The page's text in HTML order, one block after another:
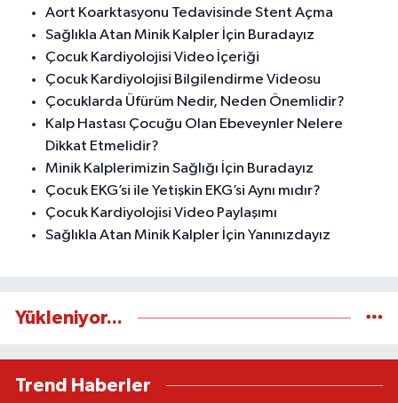
Aort Koarktasyonu Tedavisinde Stent Açma
Sağlıkla Atan Minik Kalpler İçin Buradayız
Çocuk Kardiyolojisi Video İçeriği
Çocuk Kardiyolojisi Bilgilendirme Videosu
Çocuklarda Üfürüm Nedir, Neden Önemlidir?
Kalp Hastası Çocuğu Olan Ebeveynler Nelere
Dikkat Etmelidir?
Minik Kalplerimizin Sağlığı İçin Buradayız
Çocuk EKG’si ile Yetişkin EKG’si Aynı mıdır?
Çocuk Kardiyolojisi Video Paylaşımı
Sağlıkla Atan Minik Kalpler İçin Yanınızdayız
Yükleniyor...
Trend Haberler